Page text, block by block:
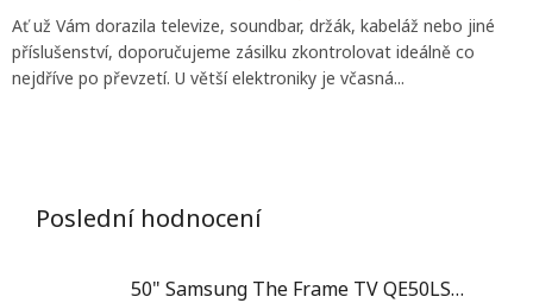
Ať už Vám dorazila televize, soundbar, držák, kabeláž nebo jiné
příslušenství, doporučujeme zásilku zkontrolovat ideálně co
nejdříve po převzetí. U větší elektroniky je včasná...
Poslední hodnocení
50" Samsung The Frame TV QE50LS03FA